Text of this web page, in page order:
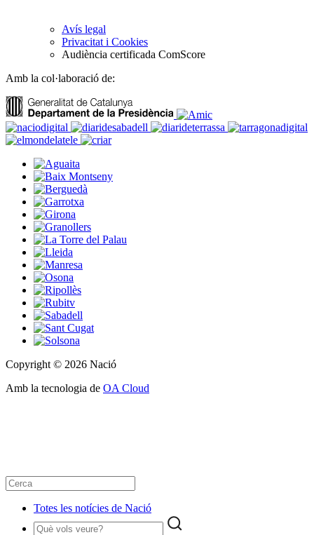
Avís legal
Privacitat i Cookies
Audiència certificada ComScore
Amb la col·laboració de:
Copyright © 2026 Nació
Amb la tecnologia de OA Cloud
Totes les notícies de Nació